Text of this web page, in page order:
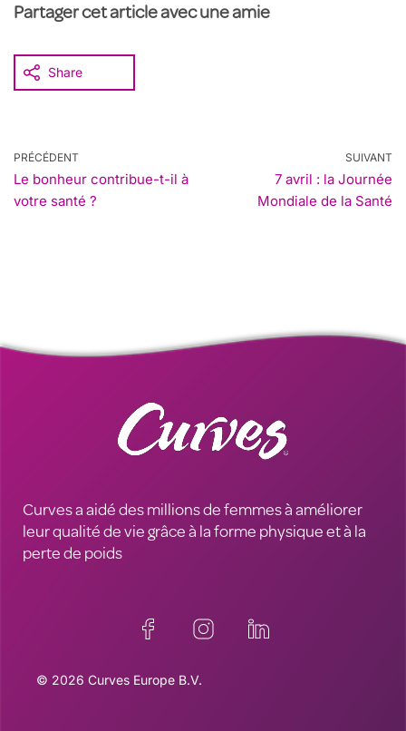
Partager cet article avec une amie
Share
PRÉCÉDENT
Le bonheur contribue-t-il à
votre santé ?
SUIVANT
7 avril : la Journée
Mondiale de la Santé
Curves a aidé des millions de femmes à améliorer
leur qualité de vie grâce à la forme physique et à la
perte de poids
© 2026 Curves Europe B.V.